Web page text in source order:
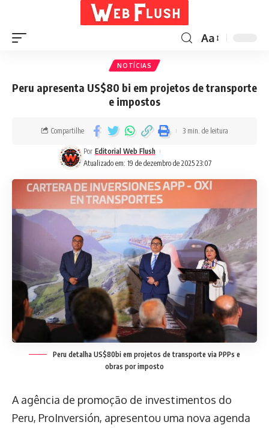
Aa
NOTÍCIAS
Peru apresenta US$80 bi em projetos de transporte
e impostos
Atualizado em: 19 de dezembro de 2025 23:07
Por Editorial Web Flush
Compartilhe 3 min. de leitura
Peru detalha US$80bi em projetos de transporte via PPPs e
obras por imposto
A agência de promoção de investimentos do
Peru, ProInversión, apresentou uma nova agenda